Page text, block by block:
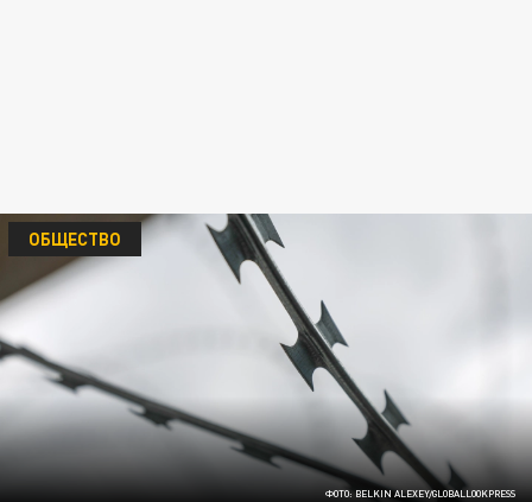
ФОТО: BELKIN ALEXEY/GLOBALLOOKPRESS
ОБЩЕСТВО